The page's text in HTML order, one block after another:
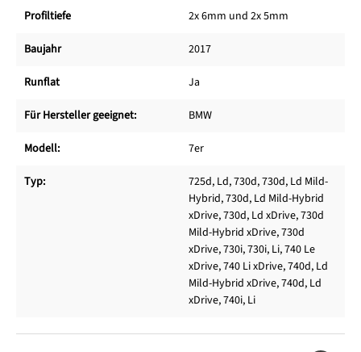
Profiltiefe 2x 6mm und 2x 5mm
Baujahr 2017
Runflat Ja
Für Hersteller geeignet: BMW
Modell: 7er
Typ:
725d, Ld, 730d, 730d, Ld Mild-
Hybrid, 730d, Ld Mild-Hybrid
xDrive, 730d, Ld xDrive, 730d
Mild-Hybrid xDrive, 730d
xDrive, 730i, 730i, Li, 740 Le
xDrive, 740 Li xDrive, 740d, Ld
Mild-Hybrid xDrive, 740d, Ld
xDrive, 740i, Li